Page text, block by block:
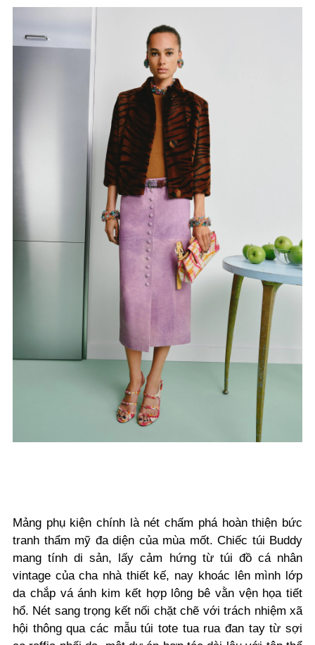
Mảng phụ kiện chính là nét chấm phá hoàn thiện bức
tranh thẩm mỹ đa diện của mùa mốt. Chiếc túi Buddy
mang tính di sản, lấy cảm hứng từ túi đồ cá nhân
vintage của cha nhà thiết kế, nay khoác lên mình lớp
da chắp vá ánh kim kết hợp lông bê vằn vện họa tiết
hổ. Nét sang trọng kết nối chặt chẽ với trách nhiệm xã
hội thông qua các mẫu túi tote tua rua đan tay từ sợi